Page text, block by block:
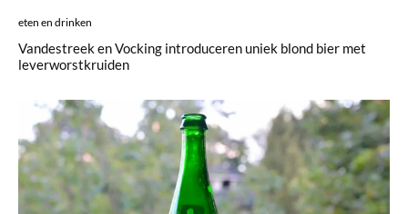
eten en drinken
Vandestreek en Vocking introduceren uniek blond bier met
leverworstkruiden